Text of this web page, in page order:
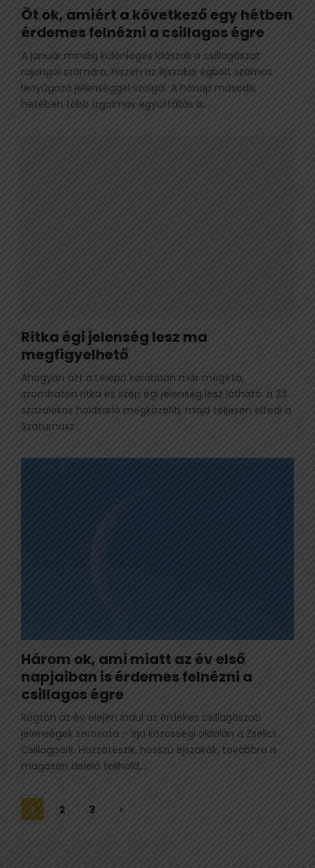
Öt ok, amiért a következő egy hétben
érdemes felnézni a csillagos égre
A január mindig különleges időszak a csillagászat
rajongói számára, hiszen az éjszakai égbolt számos
lenyűgöző jelenséggel szolgál. A hónap második
hetében több izgalmas együttállás is...
Ritka égi jelenség lesz ma
megfigyelhető
Ahogyan azt a Lelépő korábban már megírta,
szombaton ritka és szép égi jelenség lesz látható: a 23
százalékos holdsarló megközelíti, majd teljesen elfedi a
Szaturnusz...
Három ok, ami miatt az év első
napjaiban is érdemes felnézni a
csillagos égre
Rögtön az év elején indul az érdekes csillagászati
jelenségek sorozata – írja közösségi oldalán a Zselici
Csillagpark. Hozzáteszik, hosszú éjszakák, továbbra is
magasan delelő telihold,...
Bejegyzések
1 2 3